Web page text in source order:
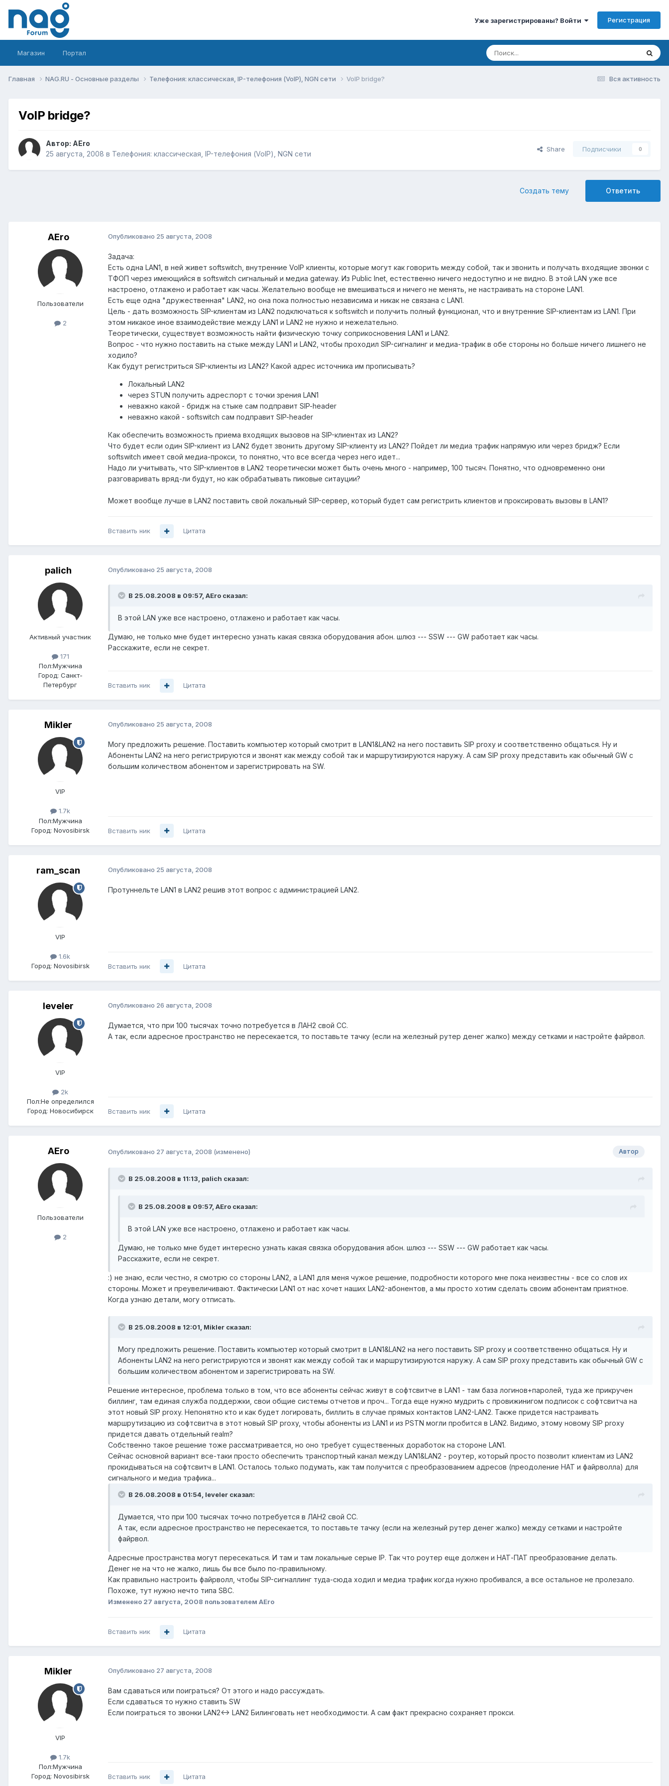
Уже зарегистрированы? Войти Регистрация
Магазин Портал
Вся активность
Главная NAG.RU - Основные разделы Телефония: классическая, IP-телефония (VoIP), NGN сети VoIP bridge?
VoIP bridge?
Автор: AEro
25 августа, 2008 в Телефония: классическая, IP-телефония (VoIP), NGN сети
Share Подписчики 0
Ответить
Создать тему
AEro
Пользователи
2
Опубликовано 25 августа, 2008
Задача:
Есть одна LAN1, в ней живет softswitch, внутренние VoIP клиенты, которые могут как говорить между собой, так и звонить и получать входящие звонки с
ТФОП через имеющийся в softswitch сигнальный и медиа gateway. Из Public Inet, естественно ничего недоступно и не видно. В этой LAN уже все
настроено, отлажено и работает как часы. Желательно вообще не вмешиваться и ничего не менять, не настраивать на стороне LAN1.
Есть еще одна "дружественная" LAN2, но она пока полностью независима и никак не связана с LAN1.
Цель - дать возможность SIP-клиентам из LAN2 подключаться к softswitch и получить полный функционал, что и внутренние SIP-клиентам из LAN1. При
этом никакое иное взаимодействие между LAN1 и LAN2 не нужно и нежелательно.
Теоретически, существует возможность найти физическую точку соприкосновения LAN1 и LAN2.
Вопрос - что нужно поставить на стыке между LAN1 и LAN2, чтобы проходил SIP-сигналинг и медиа-трафик в обе стороны но больше ничего лишнего не
ходило?
Как будут регистриться SIP-клиенты из LAN2? Какой адрес источника им прописывать?
Локальный LAN2
через STUN получить адрес:порт с точки зрения LAN1
неважно какой - бридж на стыке сам подправит SIP-header
неважно какой - softswitch сам подправит SIP-header
Как обеспечить возможность приема входящих вызовов на SIP-клиентах из LAN2?
Что будет если один SIP-клиент из LAN2 будет звонить другому SIP-клиенту из LAN2? Пойдет ли медиа трафик напрямую или через бридж? Если
softswitch имеет свой медиа-прокси, то понятно, что все всегда через него идет...
Надо ли учитывать, что SIP-клиентов в LAN2 теоретически может быть очень много - например, 100 тысяч. Понятно, что одновременно они
разговаривать вряд-ли будут, но как обрабатывать пиковые ситауции?
Может вообще лучше в LAN2 поставить свой локальный SIP-сервер, который будет сам регистрить клиентов и проксировать вызовы в LAN1?
Вставить ник Цитата
palich
Активный участник
171
Пол:Мужчина
Город: Санкт-
Петербург
Опубликовано 25 августа, 2008
В 25.08.2008 в 09:57, AEro сказал:
В этой LAN уже все настроено, отлажено и работает как часы.
Думаю, не только мне будет интересно узнать какая связка оборудования абон. шлюз --- SSW --- GW работает как часы.
Расскажите, если не секрет.
Вставить ник Цитата
Mikler
VIP
1.7k
Пол:Мужчина
Город: Novosibirsk
Опубликовано 25 августа, 2008
Могу предложить решение. Поставить компьютер который смотрит в LAN1&LAN2 на него поставить SIP proxy и соответственно общаться. Ну и
Абоненты LAN2 на него регистрируются и звонят как между собой так и маршрутизируются наружу. А сам SIP proxy представить как обычный GW с
большим количеством абонентом и зарегистрировать на SW.
Вставить ник Цитата
ram_scan
VIP
1.6k
Город: Novosibirsk
Опубликовано 25 августа, 2008
Протуннельте LAN1 в LAN2 решив этот вопрос с администрацией LAN2.
Вставить ник Цитата
leveler
VIP
2k
Пол:Не определился
Город: Новосибирск
Опубликовано 26 августа, 2008
Думается, что при 100 тысячах точно потребуется в ЛАН2 свой СС.
А так, если адресное пространство не пересекается, то поставьте тачку (если на железный рутер денег жалко) между сетками и настройте файрвол.
Вставить ник Цитата
AEro
Пользователи
2
Автор
Опубликовано 27 августа, 2008 (изменено)
В 25.08.2008 в 11:13, palich сказал:
В 25.08.2008 в 09:57, AEro сказал:
В этой LAN уже все настроено, отлажено и работает как часы.
Думаю, не только мне будет интересно узнать какая связка оборудования абон. шлюз --- SSW --- GW работает как часы.
Расскажите, если не секрет.
:) не знаю, если честно, я смотрю со стороны LAN2, а LAN1 для меня чужое решение, подробности которого мне пока неизвестны - все со слов их
стороны. Может и преувеличивают. Фактически LAN1 от нас хочет наших LAN2-абонентов, а мы просто хотим сделать своим абонентам приятное.
Когда узнаю детали, могу отписать.
В 25.08.2008 в 12:01, Mikler сказал:
Могу предложить решение. Поставить компьютер который смотрит в LAN1&LAN2 на него поставить SIP proxy и соответственно общаться. Ну и
Абоненты LAN2 на него регистрируются и звонят как между собой так и маршрутизируются наружу. А сам SIP proxy представить как обычный GW с
большим количеством абонентом и зарегистрировать на SW.
Решение интересное, проблема только в том, что все абоненты сейчас живут в софтсвитче в LAN1 - там база логинов+паролей, туда же прикручен
биллинг, там единая служба поддержки, свои общие системы отчетов и проч... Тогда еще нужно мудрить с провижинигом подписок с софтсвитча на
этот новый SIP proxy. Непонятно кто и как будет логировать, биллить в случае прямых контактов LAN2-LAN2. Также придется настраивать
маршрутизацию из софтсвитча в этот новый SIP proxy, чтобы абоненты из LAN1 и из PSTN могли пробится в LAN2. Видимо, этому новому SIP proxy
придется давать отдельный realm?
Собственно такое решение тоже рассматривается, но оно требует существенных доработок на стороне LAN1.
Сейчас основной вариант все-таки просто обеспечить транспортный канал между LAN1&LAN2 - роутер, который просто позволит клиентам из LAN2
прокидываться на софтсвитч в LAN1. Осталось только подумать, как там получится с преобразованием адресов (преодоление НАТ и файрволла) для
сигнального и медиа трафика...
В 26.08.2008 в 01:54, leveler сказал:
Думается, что при 100 тысячах точно потребуется в ЛАН2 свой СС.
А так, если адресное пространство не пересекается, то поставьте тачку (если на железный рутер денег жалко) между сетками и настройте
файрвол.
Адресные пространства могут пересекаться. И там и там локальные серые IP. Так что роутер еще должен и НАТ-ПАТ преобразование делать.
Денег не на что не жалко, лишь бы все было по-правильному.
Как правильно настроить файрволл, чтобы SIP-сигналлинг туда-сюда ходил и медиа трафик когда нужно пробивался, а все остальное не пролезало.
Похоже, тут нужно нечто типа SBC.
Изменено 27 августа, 2008 пользователем AEro
Вставить ник Цитата
Mikler
VIP
1.7k
Пол:Мужчина
Город: Novosibirsk
Опубликовано 27 августа, 2008
Вам сдаваться или поиграться? От этого и надо рассуждать.
Если сдаваться то нужно ставить SW
Если поиграться то звонки LAN2<-> LAN2 Билинговать нет необходимости. А сам факт прекрасно сохраняет прокси.
Вставить ник Цитата